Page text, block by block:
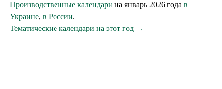
Производственные календари на январь 2026 года в
Украине, в России.
Тематические календари на этот год →